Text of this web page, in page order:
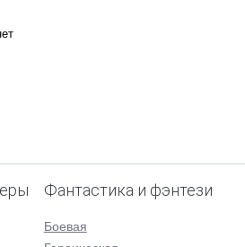
Фантастика и фэнтези
Боевая